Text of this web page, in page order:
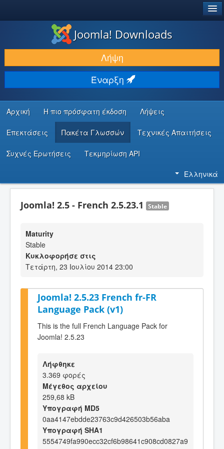
ΛΉΨΕΙΣ & ΕΠΕΚΤΆΣΕΙΣ
ΕΎΡΕΣΗ & ΜΆΘΗΣΗ
ΚΟΙΝΌΤΗΤΑ & ΥΠΟΣΤΉΡΙΞΗ
ΠΌΡΟΙ ΠΡΟΓΡΑΜΜΑΤΙΣΤΏΝ
Joomla! Downloads
Λήψη
Έναρξη
Αρχική Η πιο πρόσφατη έκδοση Λήψεις
Επεκτάσεις Πακέτα Γλωσσών Τεχνικές Απαιτήσεις
Συχνές Ερωτήσεις Τεκμηρίωση API
Ελληνικά
Joomla! 2.5 - French 2.5.23.1 Stable
Maturity
Stable
Κυκλοφορήσε στις
Τετάρτη, 23 Ιουλίου 2014 23:00
Joomla! 2.5.23 French fr-FR
Language Pack (v1)
This is the full French Language Pack for
Joomla! 2.5.23
Λήφθηκε
3.369 φορές
Μέγεθος αρχείου
259,68 kB
Υπογραφή MD5
0aa4147ebdde23763c9d426503b56aba
Υπογραφή SHA1
5554749fa990ecc32cf6b98641c908cd0827a9